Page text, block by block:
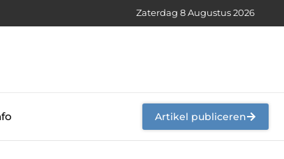
Zaterdag 8 Augustus 2026
Artikel publiceren